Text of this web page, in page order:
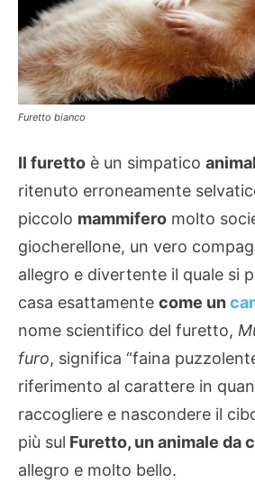
Furetto bianco
Il furetto è un simpatico
ritenuto erroneamente
piccolo mammifero molto
giocherellone, un vero
allegro e divertente il quale si
casa esattamente come un
nome scientifico del furetto,
furo, significa “faina
riferimento al carattere in
raccogliere e nascondere il
più sul Furetto, un animale da
allegro e molto bello.